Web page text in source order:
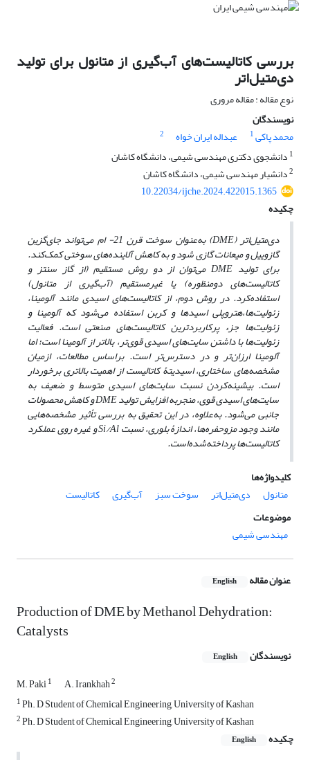
بررسی کاتالیست‌های آب‌گیری از متانول برای تولید
دی‌متیل‌اتر
نوع مقاله : مقاله مروری
نویسندگان
محمد پاکی1 عبداله ایران خواه
2
1 دانشجوی دکتری مهندسی شیمی، دانشگاه کاشان
2دانشیار مهندسی شیمی، دانشگاه کاشان
10.22034/ijche.2024.422015.1365
چکیده
دیمتیلاتر (DME ) به‌عنوان سوخت قرن 21- ام می‌تواند جای‌گزین
گازوییل و میعانات گازی شود و به کاهش آلاینده‌های سوختی کمککند.
برای تولید DME می‌توان از دو روش مستقیم (از گاز سنتز و
کاتالیست‌های دومنظوره) یا غیرمستقیم (آب‌گیری از متانول)
استفادهکرد. در روش دوم، از کاتالیست‌های اسیدی مانند آلومینا،
زئولیت‌ها،هتروپلی اسیدها و کربن استفاده می‌شود که آلومینا و
زئولیت‌ها جزء پرکاربردترین کاتالیست‌های صنعتی است. فعالیت
زئولیتها با داشتن سایت‌های اسیدی قوی‌تر، بالاتر از آلومینا است؛ اما
آلومینا ارزان‌تر و در دسترس‌تر است. براساس مطالعات، ازمیان
مشخصه‌های ساختاری، اسیدیتۀ کاتالیست از اهمیت بالاتری برخوردار
است. بیشینهکردن نسبت سایت‌های اسیدی متوسط و ضعیف به
سایتهای اسیدی قوی، منجربه افزایش تولیدDMEو کاهش محصولات
جانبی میشود. به‌علاوه، در این تحقیق به بررسی تأثیر مشخصه‌هایی
مانند وجود مزوحفره‌ها، اندازۀ بلوری، نسبتSi/Alو غیره روی عملکرد
کاتالیست‌ها پرداختهشدهاست.
کلیدواژه‌ها
متانول
دی‌متیل‌اتر سوخت سبز آب‌گیری
کاتالیست
موضوعات
مهندسی شیمی
عنوان مقاله English
Production of DME by Methanol Dehydration:
Catalysts
نویسندگان English
M. Paki1 A. Irankhah2
1Ph. D Student of Chemical Engineering, University of Kashan
2Ph. D Student of Chemical Engineering, University of Kashan
چکیده
English